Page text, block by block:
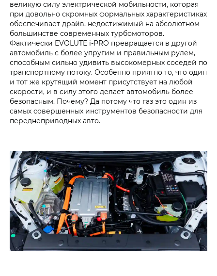
великую силу электрической мобильности, которая
при довольно скромных формальных характеристиках
обеспечивает драйв, недостижимый на абсолютном
большинстве современных турбомоторов.
Фактически EVOLUTE i‑PRO превращается в другой
автомобиль с более упругим и правильным рулем,
способным сильно удивить высокомерных соседей по
транспортному потоку. Особенно приятно то, что один
и тот же крутящий момент присутствует на любой
скорости, и в силу этого делает автомобиль более
безопасным. Почему? Да потому что газ это один из
самых совершенных инструментов безопасности для
переднеприводных авто.